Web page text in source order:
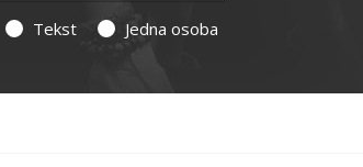
Tekst Jedna osoba